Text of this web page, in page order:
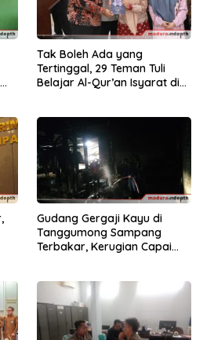
Tak Boleh Ada yang
Tertinggal, 29 Teman Tuli
Belajar Al-Qur’an Isyarat di
Gudang Gergaji Kayu di
Tanggumong Sampang
Terbakar, Kerugian Capai